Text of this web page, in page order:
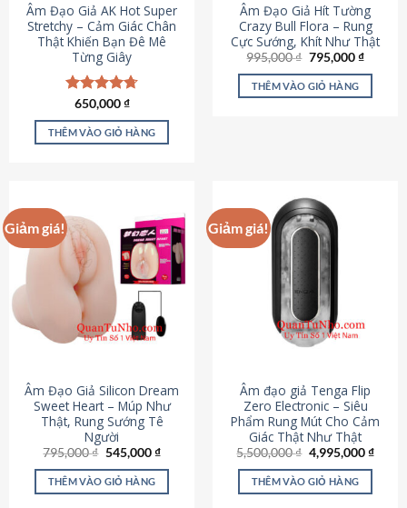
Âm Đạo Giả AK Hot Super
Stretchy – Cảm Giác Chân
Thật Khiến Bạn Đê Mê
Từng Giây
Được xếp
hạng4.75
5 sao
650,000₫
THÊM VÀO GIỎ HÀNG
Âm Đạo Giả Hít Tường
Crazy Bull Flora – Rung
Cực Sướng, Khít Như Thật
995,000₫ Giá
là:
995,000 ₫.
795,000₫Giá
tại
THÊM VÀO GIỎ HÀNG
Giảm giá!
Âm Đạo Giả Silicon Dream
Sweet Heart – Múp Như
Thật, Rung Sướng Tê
Người
795,000₫ Giá
là:
795,000 ₫.
545,000₫Giá
tại
545,000 ₫.
THÊM VÀO GIỎ HÀNG
Giảm giá!
Âm đạo giả Tenga Flip
Zero Electronic – Siêu
Phẩm Rung Mút Cho Cảm
Giác Thật Như Thật
5,500,000₫ Giá
gốc
là:
5,500,000 ₫.
4,995,000₫Giá
THÊM VÀO GIỎ HÀNG